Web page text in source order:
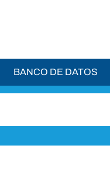
BANCO DE DATOS